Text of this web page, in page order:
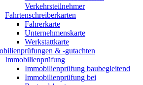
Verkehrsteilnehmer
Fahrtenschreiberkarten
Fahrerkarte
Unternehmenskarte
Werkstattkarte
& -gutachten
Immobilienprüfung
Immobilienprüfung baubegleitend
Immobilienprüfung bei